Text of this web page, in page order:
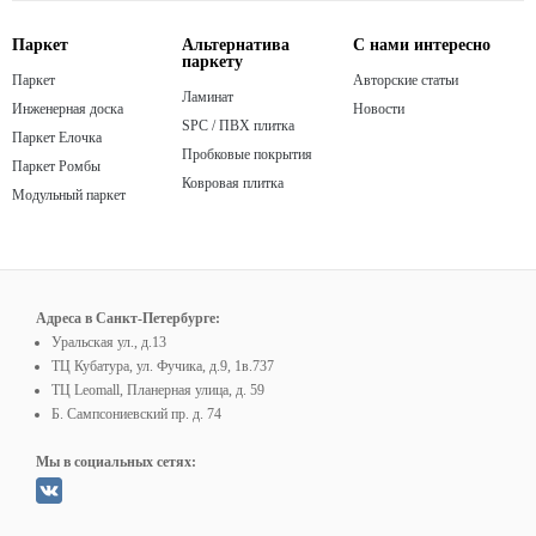
Паркет
Паркет
Инженерная доска
Паркет Елочка
Паркет Ромбы
Модульный паркет
Альтернатива
паркету
Ламинат
SPC / ПВХ плитка
Пробковые покрытия
Ковровая плитка
С нами интересно
Авторские статьи
Новости
Адреса в Санкт-Петербурге:
Уральская ул., д.13
ТЦ Кубатура, ул. Фучика, д.9, 1в.737
ТЦ Leomall, Планерная улица, д. 59
Б. Сампсониевский пр. д. 74
Мы в социальных сетях: